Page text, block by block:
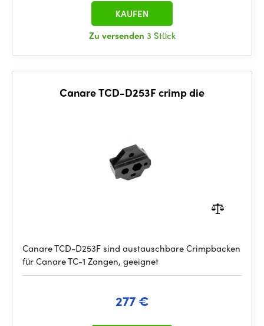
Zu versenden 3 Stück
KAUFEN
Canare TCD-D253F crimp die
Canare TCD-D253F sind austauschbare Crimpbacken
für Canare TC-1 Zangen, geeignet
277 €